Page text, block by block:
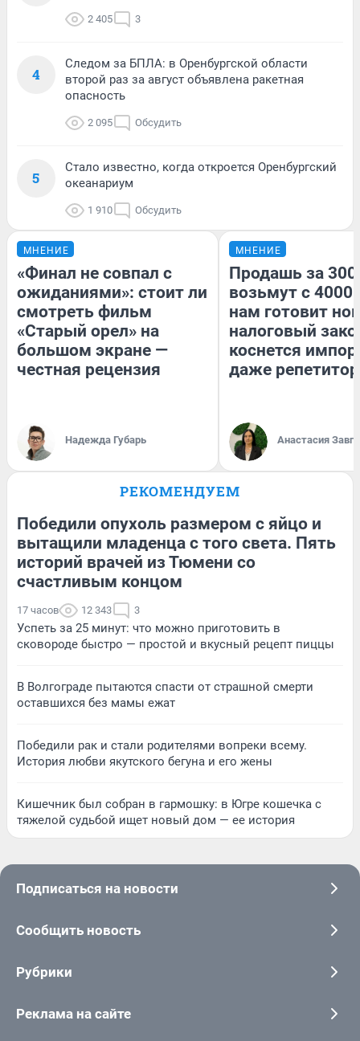
2 405 3
4
Следом за БПЛА: в Оренбургской области
второй раз за август объявлена ракетная
опасность
2 095 Обсудить
5
Стало известно, когда откроется Оренбургский
океанариум
1 910 Обсудить
МНЕНИЕ
«Финал не совпал с
ожиданиями»: стоит ли
смотреть фильм
«Старый орел» на
большом экране —
честная рецензия
Надежда Губарь
МНЕНИЕ
Продашь за
возьмут с
нам готовит
налоговый
коснется
даже
Анастасия
РЕКОМЕНДУЕМ
Победили опухоль размером с яйцо и
вытащили младенца с того света. Пять
историй врачей из Тюмени со
счастливым концом
17 часов 12 343 3
Успеть за 25 минут: что можно приготовить в
сковороде быстро — простой и вкусный рецепт пиццы
В Волгограде пытаются спасти от страшной смерти
оставшихся без мамы ежат
Победили рак и стали родителями вопреки всему.
История любви якутского бегуна и его жены
Кишечник был собран в гармошку: в Югре кошечка с
тяжелой судьбой ищет новый дом — ее история
Подписаться на новости
Сообщить новость
Рубрики
Реклама на сайте